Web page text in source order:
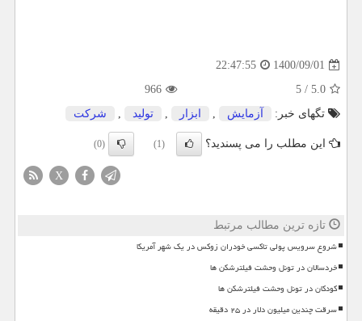
1400/09/01
22:47:55
5.0
/
5
966
تگهای خبر:
آزمایش , ابزار , تولید , شركت
این مطلب را می پسندید؟ (1)
(0)
X
تازه ترین مطالب مرتبط
شروع سرویس پولی تاکسی خودران زوکس در یک شهر آمریکا
خردسالان در تونل وحشت فیلترشکن ها
کودکان در تونل وحشت فیلترشکن ها
سرقت چندین میلیون دلار در ۲۵ دقیقه